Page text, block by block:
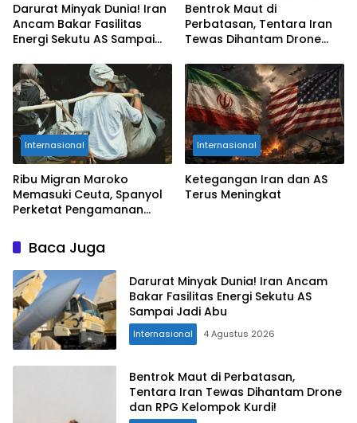
Darurat Minyak Dunia! Iran
Ancam Bakar Fasilitas
Energi Sekutu AS Sampai
Bentrok Maut di
Perbatasan, Tentara Iran
Tewas Dihantam Drone
Internasional
Ribu Migran Maroko
Memasuki Ceuta, Spanyol
Perketat Pengamanan
Internasional
Ketegangan Iran dan AS
Terus Meningkat
Baca Juga
Darurat Minyak Dunia! Iran Ancam
Bakar Fasilitas Energi Sekutu AS
Sampai Jadi Abu
Internasional 4 Agustus 2026
Bentrok Maut di Perbatasan,
Tentara Iran Tewas Dihantam Drone
dan RPG Kelompok Kurdi!